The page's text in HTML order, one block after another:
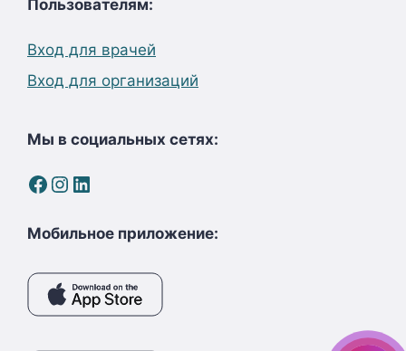
Пользователям:
Вход для врачей
Вход для организаций
Мы в социальных сетях:
Facebook
Instagram
LinkedIn
Мобильное приложение: